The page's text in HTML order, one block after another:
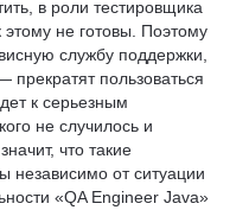
в роли тестировщика
этому не готовы. Поэтому
службу поддержки,
пользоваться
к серьезным
не случилось и
что такие
независимо от ситуации
«QA Engineer Java»